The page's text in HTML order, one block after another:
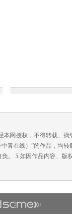
网授权，不得转载、
青在线）”的作品，均转
。 5.如因作品内容、版